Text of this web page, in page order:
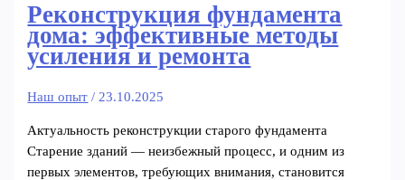
Реконструкция фундамента
дома: эффективные методы
усиления и ремонта
Наш опыт / 23.10.2025
Актуальность реконструкции старого фундамента
Старение зданий — неизбежный процесс, и одним из
первых элементов, требующих внимания, становится